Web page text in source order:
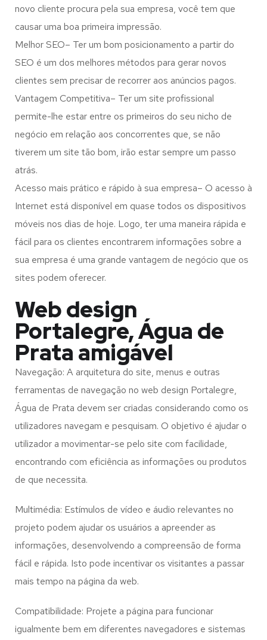
novo cliente procura pela sua empresa, você tem que
causar uma boa primeira impressão.
Melhor SEO– Ter um bom posicionamento a partir do
SEO é um dos melhores métodos para gerar novos
clientes sem precisar de recorrer aos anúncios pagos.
Vantagem Competitiva– Ter um site profissional
permite-lhe estar entre os primeiros do seu nicho de
negócio em relação aos concorrentes que, se não
tiverem um site tão bom, irão estar sempre um passo
atrás.
Acesso mais prático e rápido à sua empresa– O acesso à
Internet está disponível em quase todos os dispositivos
móveis nos dias de hoje. Logo, ter uma maneira rápida e
fácil para os clientes encontrarem informações sobre a
sua empresa é uma grande vantagem de negócio que os
sites podem oferecer.
Web design
Portalegre, Água de
Prata amigável
Navegação: A arquitetura do site, menus e outras
ferramentas de navegação no web design Portalegre,
Água de Prata devem ser criadas considerando como os
utilizadores navegam e pesquisam. O objetivo é ajudar o
utilizador a movimentar-se pelo site com facilidade,
encontrando com eficiência as informações ou produtos
de que necessita.
Multimédia: Estímulos de vídeo e áudio relevantes no
projeto podem ajudar os usuários a apreender as
informações, desenvolvendo a compreensão de forma
fácil e rápida. Isto pode incentivar os visitantes a passar
mais tempo na página da web.
Compatibilidade: Projete a página para funcionar
igualmente bem em diferentes navegadores e sistemas